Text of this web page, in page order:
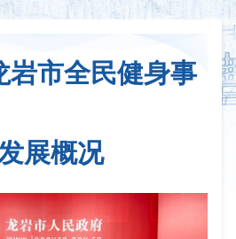
岩市全民健身事
展概况